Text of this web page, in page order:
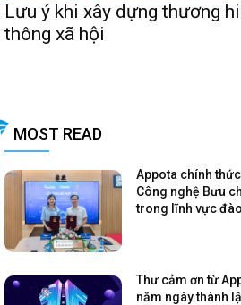
Lưu ý khi xây dựng thương
thông xã hội
MOST READ
Appota chính
Công nghệ Bưu
trong lĩnh vực
Thư cảm ơn từ
năm ngày thành